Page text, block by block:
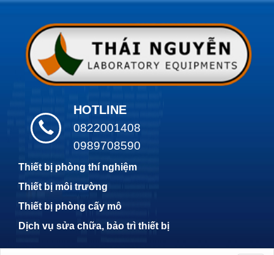
HOTLINE
0822001408
0989708590
Thiết bị phòng thí nghiệm
Thiết bị môi trường
Thiết bị phòng cấy mô
Dịch vụ sửa chữa, bảo trì thiết bị